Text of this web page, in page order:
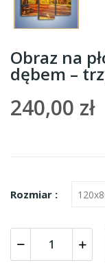
Obraz na
dębem –
240,00 zł
Rozmiar :